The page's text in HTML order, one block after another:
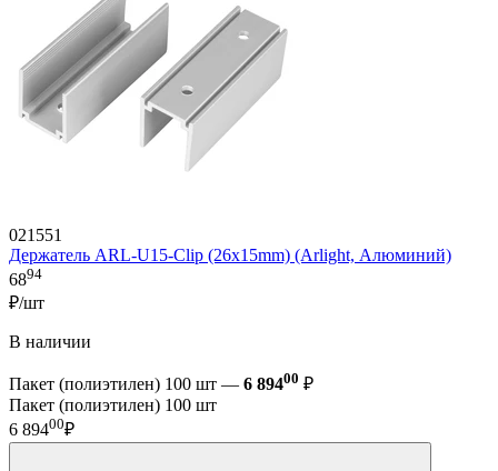
021551
Держатель ARL-U15-Clip (26x15mm) (Arlight, Алюминий)
6894
₽/шт
В наличии
Пакет (полиэтилен) 100 шт — 6 89400 ₽
Пакет (полиэтилен) 100 шт
6 89400₽